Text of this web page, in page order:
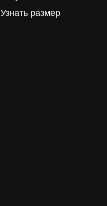
Узнать размер